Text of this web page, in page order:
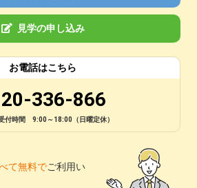
見学の申し込み
お電話はこちら
336-866
付時間 9:00～18:00（日曜定休）
て無料でご利用い